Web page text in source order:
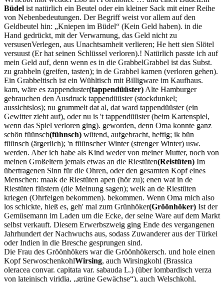
Büdel ist natürlich ein Beutel oder ein kleiner Sack mit einer Reihe
von Nebenbedeutungen. Der Begriff weist vor allem auf den
Geldbeutel hin:
Kniepen im Büdel (Kein Geld haben). in die
Hand gedrückt, mit der Verwarnung, das Geld nicht zu
versusenVerlegen, aus Unachtsamheit verlieren; He hett sien Slötel
versuust (Er hat seinen Schlüssel verloren).! Natürlich passte ich auf
mein Geld auf, denn wenn es in die GrabbelGrabbel ist das Subst.
zu grabbeln (greifen, tasten); in de Grabbel kamen (verloren gehen).
Ein Grabbeltisch ist ein Wühltisch mit Billigware im Kaufhaus.
kam, wäre es zappenduster(tappendüüster) Alte Hamburger
gebrauchen den Ausdruck tappendüüster (stockdunkel;
aussichtslos); nu grummelt dat al, dat ward tappendüüster (ein
Gewitter zieht auf), oder nu is 't tappendüüster (beim Kartenspiel,
wenn das Spiel verloren ging). geworden, denn Oma konnte ganz
schön füünsch(fühnsch) wütend, aufgebracht, heftig; ik bün
füünsch (ärgerlich); 'n füünscher Winter (strenger Winter) usw.
werden. Aber ich habe als Kind weder von meiner Mutter, noch von
meinen Großeltern jemals etwas an die Riestüten(Reistüten) Im
übertragenen Sinn für die Ohren, oder den gesamten Kopf eines
Menschen: maak de Riestüten apen (hör zu); enen wat in de
Riestüten flüstern (die Meinung sagen); welk an de Riestüten
kriegen (Ohrfeigen bekommen). bekommen. Wenn Oma mich also
los schickte, hieß es, geh' mal zum Grünhöker(Gröönhöker) Ist der
Gemüsemann im Laden um die Ecke, der seine Ware auf dem Markt
selbst verkauft. Diesem Erwerbszweig ging Ende des vergangenen
Jahrhundert der Nachwuchs aus, sodass Zuwanderer aus der Türkei
oder Indien in die Bresche gesprungen sind.
Die Frau des Gröönhökers war die Gröönhökersch. und hole einen
Kopf SerwoschenkohlWirsing, auch Wirsingkohl (Brassica
oleracea convar. capitata var. sabauda L.) (über lombardisch verza
von lateinisch viridia,
grüne Gewächse ), auch Welschkohl,